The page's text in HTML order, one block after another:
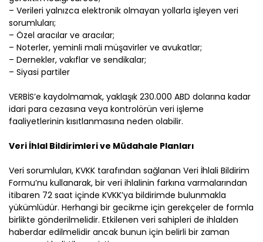
– Verileri yalnızca elektronik olmayan yollarla işleyen veri
sorumluları;
– Özel aracılar ve aracılar;
– Noterler, yeminli mali müşavirler ve avukatlar;
– Dernekler, vakıflar ve sendikalar;
– Siyasi partiler
VERBİS’e kaydolmamak, yaklaşık 230.000 ABD dolarına kadar
idari para cezasına veya kontrolörün veri işleme
faaliyetlerinin kısıtlanmasına neden olabilir.
Veri İhlal Bildirimleri ve Müdahale Planları
Veri sorumluları, KVKK tarafından sağlanan Veri İhlali Bildirim
Formu’nu kullanarak, bir veri ihlalinin farkına varmalarından
itibaren 72 saat içinde KVKK’ya bildirimde bulunmakla
yükümlüdür. Herhangi bir gecikme için gerekçeler de formla
birlikte gönderilmelidir. Etkilenen veri sahipleri de ihlalden
haberdar edilmelidir ancak bunun için belirli bir zaman